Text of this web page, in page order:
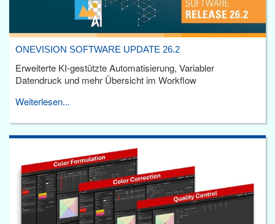
ONEVISION SOFTWARE UPDATE 26.2
Erweiterte KI-gestützte Automatisierung, Variabler
Datendruck und mehr Übersicht im Workflow
Weiterlesen...